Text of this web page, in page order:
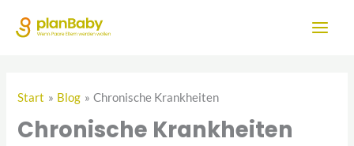
Inhalt
Start Blog Chronische Krankheiten
Chronische Krankheiten